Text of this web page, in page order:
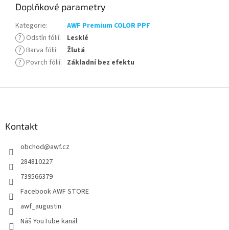
Doplňkové parametry
Kategorie:
AWF Premium COLOR PPF
? Odstín fólií:
Lesklé
? Barva fólií:
Žlutá
? Povrch fólií: Základní bez efektu
Kontakt
obchod@awf.cz
284810227
739566379
Facebook AWF STORE
awf_augustin
Náš YouTube kanál